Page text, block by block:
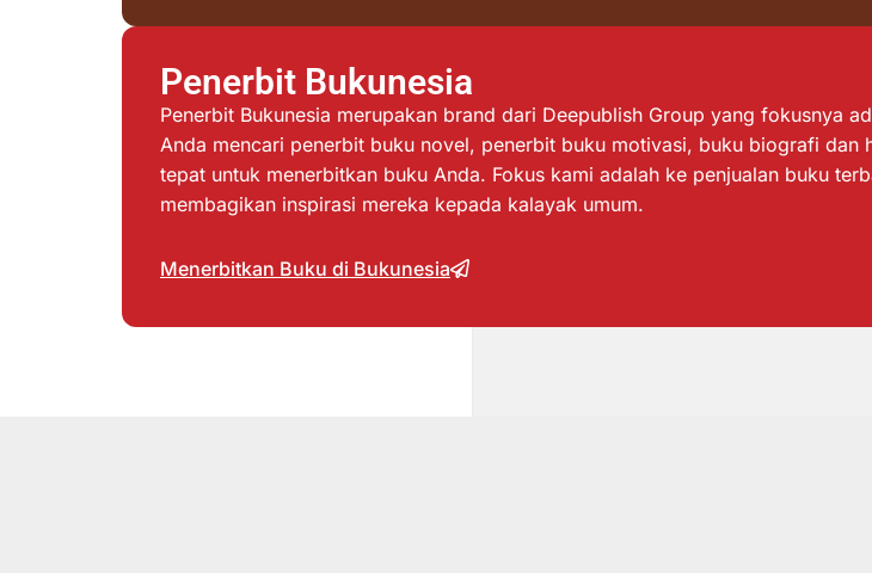
Penerbit Bukunesia
Penerbit Bukunesia merupakan brand dari Deepublish Group yang fokusnya
Anda mencari penerbit buku novel, penerbit buku motivasi, buku biografi dan
tepat untuk menerbitkan buku Anda. Fokus kami adalah ke penjualan buku
membagikan inspirasi mereka kepada kalayak umum.
Menerbitkan Buku di Bukunesia